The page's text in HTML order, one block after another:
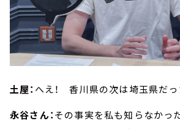
土屋： へえ！ 香川県の次は埼玉県だ
永谷さん：その事実を私も知らなかっ